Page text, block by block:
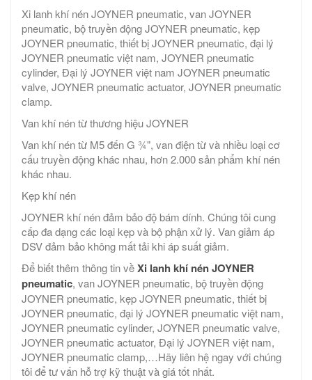
Xi lanh khí nén JOYNER pneumatic, van JOYNER
pneumatic, bộ truyền động JOYNER pneumatic, kẹp
JOYNER pneumatic, thiết bị JOYNER pneumatic, đại lý
JOYNER pneumatic việt nam, JOYNER pneumatic
cylinder, Đại lý JOYNER việt nam JOYNER pneumatic
valve, JOYNER pneumatic actuator, JOYNER pneumatic
clamp.
Van khí nén từ thương hiệu JOYNER
Van khí nén từ M5 đến G ¾", van điện từ và nhiều loại cơ
cấu truyền động khác nhau, hơn 2.000 sản phẩm khí nén
khác nhau.
Kẹp khí nén
JOYNER khí nén đảm bảo độ bám dính. Chúng tôi cung
cấp đa dạng các loại kẹp và bộ phận xử lý. Van giảm áp
DSV đảm bảo không mất tải khi áp suất giảm.
Để biết thêm thông tin vềXi lanh khí nén JOYNER
pneumatic, van JOYNER pneumatic, bộ truyền động
JOYNER pneumatic, kẹp JOYNER pneumatic, thiết bị
JOYNER pneumatic, đại lý JOYNER pneumatic việt nam,
JOYNER pneumatic cylinder, JOYNER pneumatic valve,
JOYNER pneumatic actuator, Đại lý JOYNER việt nam,
JOYNER pneumatic clamp,…Hãy liên hệ ngay với chúng
tôi để tư vấn hỗ trợ kỹ thuật và giá tốt nhất.